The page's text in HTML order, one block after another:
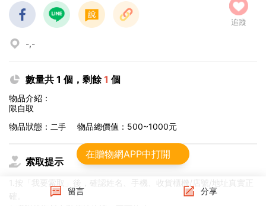
追蹤
-,-
數量共 1 個，剩餘1 個
物品介紹：
限自取
物品狀態： 二手 物品總價值：500~1000元
索取提示
1.按「我要索取」後，確認姓名、手機、收貨櫃機/店號/地址真實正
確。
留言 分享
在贈物網APP中打開